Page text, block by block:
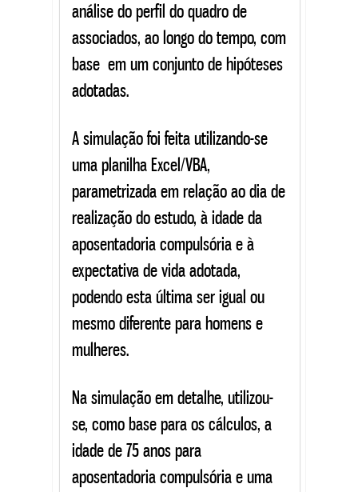
análise do perfil do quadro de
associados, ao longo do tempo, com
base em um conjunto de hipóteses
adotadas.
A simulação foi feita utilizando-se
uma planilha Excel/VBA,
parametrizada em relação ao dia de
realização do estudo, à idade da
aposentadoria compulsória e à
expectativa de vida adotada,
podendo esta última ser igual ou
mesmo diferente para homens e
mulheres.
Na simulação em detalhe, utilizou-
se, como base para os cálculos, a
idade de 75 anos para
aposentadoria compulsória e uma